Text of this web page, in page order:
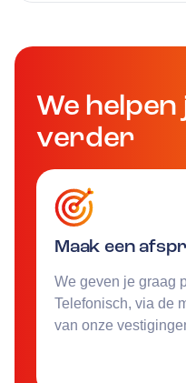
We
verder
Maak een
We geven je graag
Telefonisch, via de
van onze